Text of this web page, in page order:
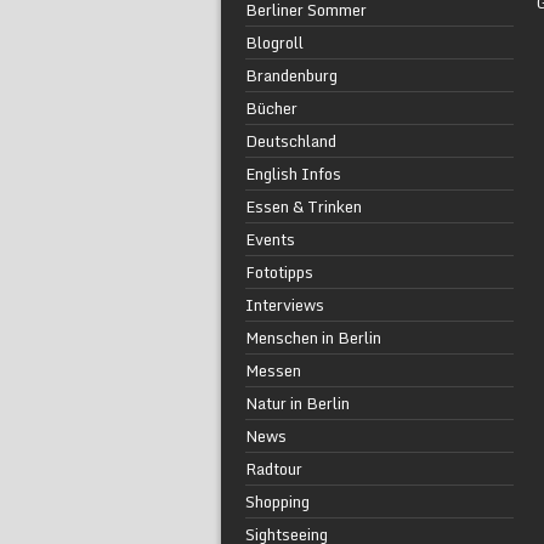
Berliner Sommer
Blogroll
Brandenburg
Bücher
Deutschland
English Infos
Essen & Trinken
Events
Fototipps
Interviews
Menschen in Berlin
Messen
Natur in Berlin
News
Radtour
Shopping
Sightseeing